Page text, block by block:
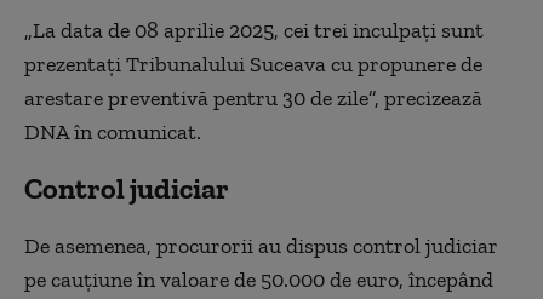
„La data de 08 aprilie 2025, cei trei inculpaţi sunt
prezentaţi Tribunalului Suceava cu propunere de
arestare preventivă pentru 30 de zile”, precizează
DNA în comunicat.
Control judiciar
De asemenea, procurorii au dispus control judiciar
pe cauţiune în valoare de 50.000 de euro, începând